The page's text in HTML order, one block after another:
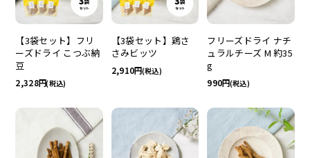
【3袋セット】フリ
ーズドライ こつぶ納
豆
2,328 (税込)
【3袋セット】鶏さ
さみビッツ
2,910 (税込)
フリーズドライ ナチ
ュラルチーズ M 約35
g
990 (税込)